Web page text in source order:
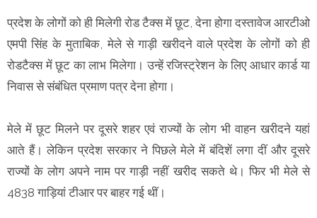
प्रदेश के लोगों को ही मिलेगी रोड टैक्स में छूट, देना होगा दस्तावेज आरटीओ
एमपी सिंह के मुताबिक, मेले से गाड़ी खरीदने वाले प्रदेश के लोगों को ही
रोडटैक्स में छूट का लाभ मिलेगा। उन्हें रजिस्ट्रेशन के लिए आधार कार्ड या
निवास से संबंधित प्रमाण पत्र देना होगा।
मेले में छूट मिलने पर दूसरे शहर एवं राज्यों के लोग भी वाहन खरीदने यहां
आते हैं। लेकिन प्रदेश सरकार ने पिछले मेले में बंदिशें लगा दीं और दूसरे
राज्यों के लोग अपने नाम पर गाड़ी नहीं खरीद सकते थे। फिर भी मेले से
4838 गाड़ियां टीआर पर बाहर गई थीं।